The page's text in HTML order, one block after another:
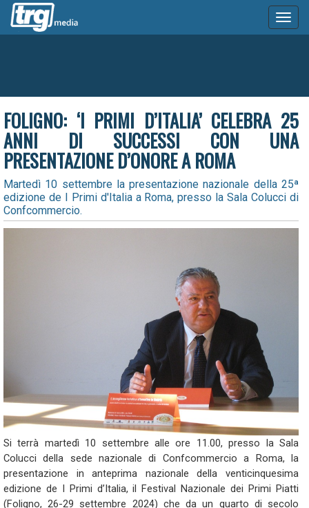
FOLIGNO: ‘I PRIMI D’ITALIA’ CELEBRA 25
ANNI DI SUCCESSI CON UNA
PRESENTAZIONE D’ONORE A ROMA
Martedì 10 settembre la presentazione nazionale della 25ª
edizione de I Primi d'Italia a Roma, presso la Sala Colucci di
Confcommercio.
Si terrà martedì 10 settembre alle ore 11.00, presso la Sala
Colucci della sede nazionale di Confcommercio a Roma, la
presentazione in anteprima nazionale della venticinquesima
edizione de I Primi d’Italia, il Festival Nazionale dei Primi Piatti
(Foligno, 26-29 settembre 2024) che da un quarto di secolo